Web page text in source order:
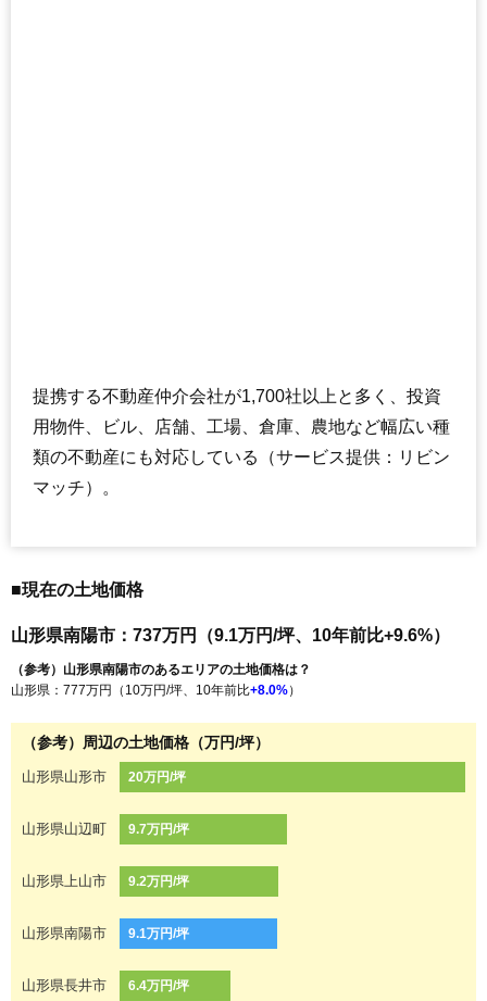
提携する不動産仲介会社が1,700社以上と多く、投資
用物件、ビル、店舗、工場、倉庫、農地など幅広い種
類の不動産にも対応している（サービス提供：リビン
マッチ）。
■現在の土地価格
山形県南陽市：737万円（9.1万円/坪、10年前比+9.6%）
（参考）山形県南陽市のあるエリアの土地価格は？
山形県：777万円（10万円/坪、10年前比+8.0%）
（参考）周辺の土地価格（万円/坪）
山形県山形市 20万円/坪
山形県山辺町 9.7万円/坪
山形県上山市 9.2万円/坪
山形県南陽市 9.1万円/坪
山形県長井市 6.4万円/坪